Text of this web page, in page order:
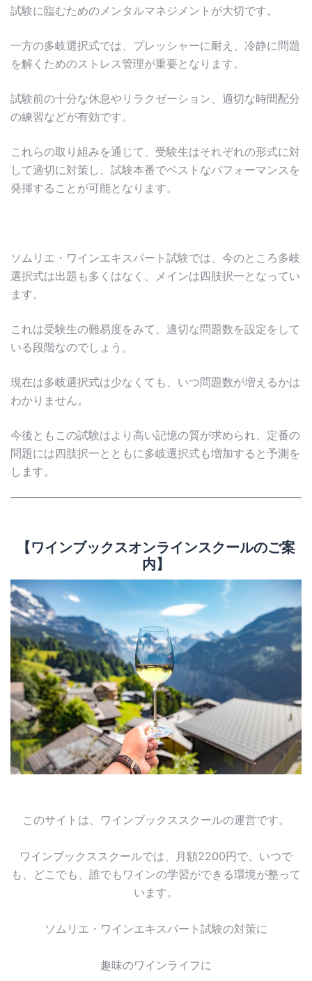
試験に臨むためのメンタルマネジメントが大切です。
一方の多岐選択式では、プレッシャーに耐え、冷静に問題
を解くためのストレス管理が重要となります。
試験前の十分な休息やリラクゼーション、適切な時間配分
の練習などが有効です。
これらの取り組みを通じて、受験生はそれぞれの形式に対
して適切に対策し、試験本番でベストなパフォーマンスを
発揮することが可能となります。
ソムリエ・ワインエキスパート試験では、今のところ多岐
選択式は出題も多くはなく、メインは四肢択一となってい
ます。
これは受験生の難易度をみて、適切な問題数を設定をして
いる段階なのでしょう。
現在は多岐選択式は少なくても、いつ問題数が増えるかは
わかりません。
今後ともこの試験はより高い記憶の質が求められ、定番の
問題には四肢択一とともに多岐選択式も増加すると予測を
します。
【ワインブックスオンラインスクールのご案
内】
このサイトは、ワインブックススクールの運営です。
ワインブックススクールでは、月額2200円で、いつで
も、どこでも、誰でもワインの学習ができる環境が整って
います。
ソムリエ・ワインエキスパート試験の対策に
趣味のワインライフに